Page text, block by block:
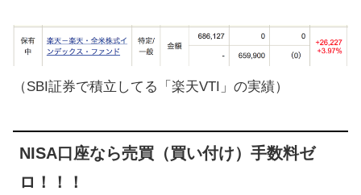
（SBI証券で積立してる「楽天VTI」の実績）
NISA口座なら売買（買い付け）手数料ゼ
ロ！！！